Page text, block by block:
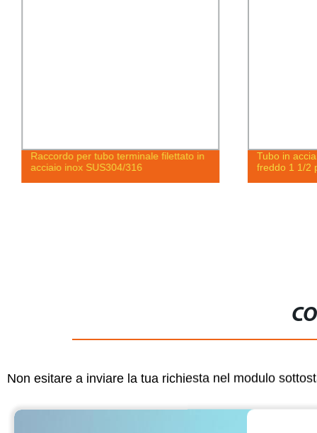
Raccordo per tubo terminale filettato in
acciaio inox SUS304/316
Tubo in
freddo 1 1/2
Non esitare a inviare la tua richiesta nel modulo